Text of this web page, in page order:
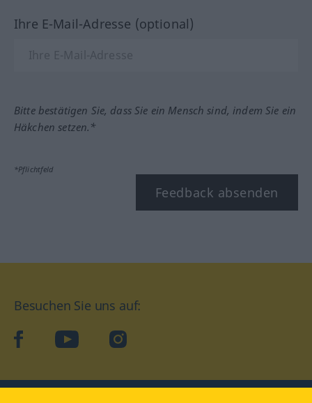
Ihre E-Mail-Adresse (optional)
Bitte bestätigen Sie, dass Sie ein Mensch sind, indem Sie ein
Häkchen setzen.*
*Pflichtfeld
Feedback absenden
Besuchen Sie uns auf:
facebookYouTube Instagram